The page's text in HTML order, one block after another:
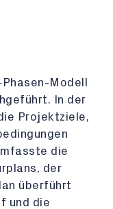
Modell
In der
Projektziele,
die
der
überführt
und die